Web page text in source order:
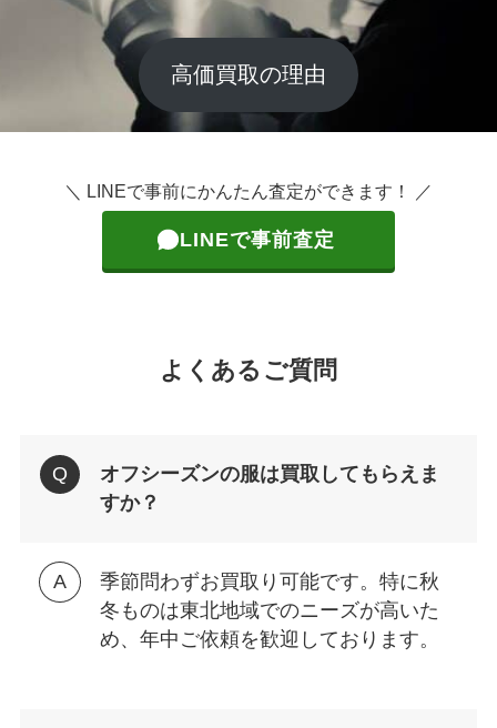
高価買取の理由
＼ LINEで事前にかんたん査定ができます！ ／
LINEで事前査定
よくあるご質問
オフシーズンの服は買取してもらえま
すか？
季節問わずお買取り可能です。特に秋
冬ものは東北地域でのニーズが高いた
め、年中ご依頼を歓迎しております。